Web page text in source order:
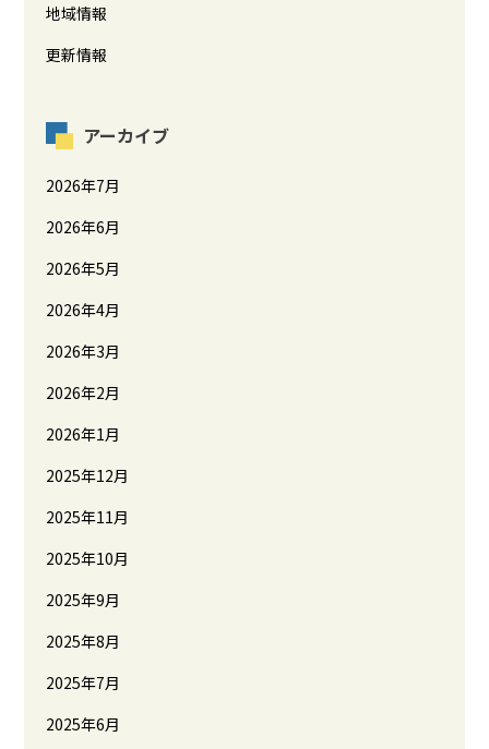
地域情報
更新情報
アーカイブ
2026年7月
2026年6月
2026年5月
2026年4月
2026年3月
2026年2月
2026年1月
2025年12月
2025年11月
2025年10月
2025年9月
2025年8月
2025年7月
2025年6月